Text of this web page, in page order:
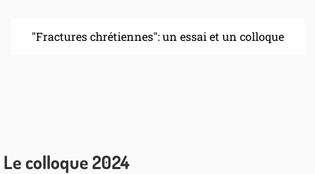
"Fractures chrétiennes": un essai et un colloque
Le colloque 2024